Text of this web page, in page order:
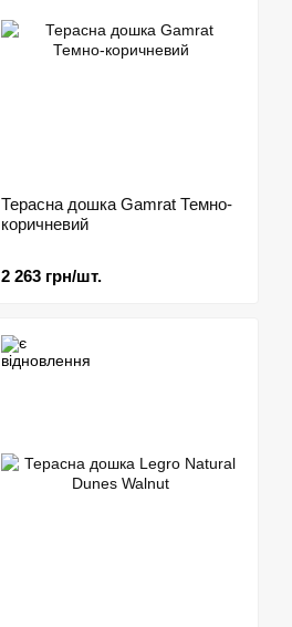
Терасна дошка Gamrat Темно-
коричневий
2 263 грн/шт.